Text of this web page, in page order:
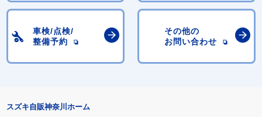
車検/点検/
整備予約
その他の
お問い合わせ
スズキ自販神奈川ホーム